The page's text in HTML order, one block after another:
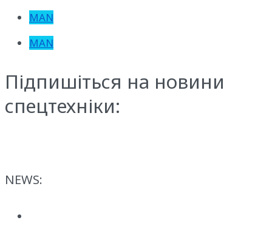
MAN
MAN
Підпишіться на новини
спецтехніки:
NEWS: